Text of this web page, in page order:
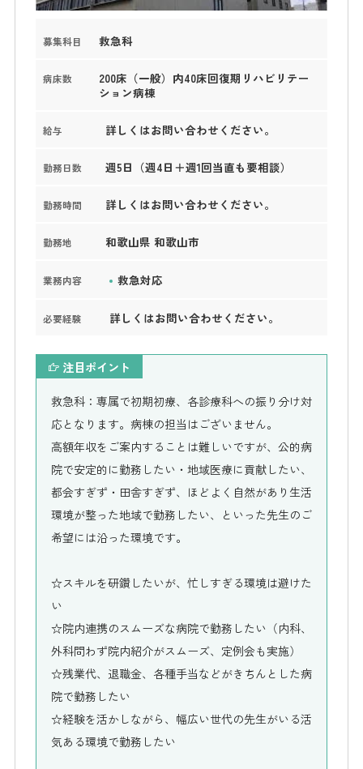
募集科目 救急科
病床数
200床（一般）内40床回復期リハビリテー
ション病棟
給与 詳しくはお問い合わせください。
勤務日数 週5日（週4日＋週1回当直も要相談）
勤務時間 詳しくはお問い合わせください。
勤務地 和歌山県 和歌山市
業務内容 救急対応
必要経験 詳しくはお問い合わせください。
注目ポイント
救急科：専属で初期初療、各診療科への振り分け対
応となります。病棟の担当はございません。
高額年収をご案内することは難しいですが、公的病
院で安定的に勤務したい・地域医療に貢献したい、
都会すぎず・田舎すぎず、ほどよく自然があり生活
環境が整った地域で勤務したい、といった先生のご
希望には沿った環境です。
☆スキルを研鑽したいが、忙しすぎる環境は避けた
い
☆院内連携のスムーズな病院で勤務したい（内科、
外科問わず院内紹介がスムーズ、定例会も実施）
☆残業代、退職金、各種手当などがきちんとした病
院で勤務したい
☆経験を活かしながら、幅広い世代の先生がいる活
気ある環境で勤務したい